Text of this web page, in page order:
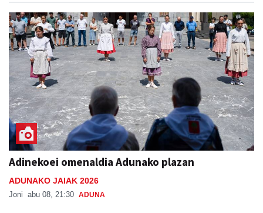
Adinekoei omenaldia Adunako plazan
ADUNAKO JAIAK 2026
Joni abu 08, 21:30 ADUNA